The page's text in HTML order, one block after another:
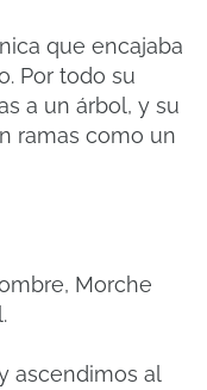
que encajaba
Por todo su
a un árbol, y su
ramas como un
Morche
ascendimos al